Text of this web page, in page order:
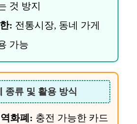
것 방지
: 전통시장, 동네 가게
가능
종류 및 활용 방식
화폐: 충전 가능한 카드